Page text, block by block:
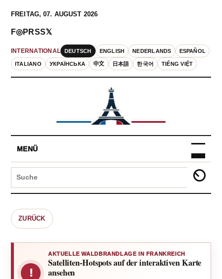
FREITAG, 07. AUGUST 2026
INTERNATIONAL DEUTSCH ENGLISH NEDERLANDS ESPAÑOL
ITALIANO УКРАЇНСЬКА 中文 日本語 한국어 TIẾNG VIỆT
F◎PRSS𝕏
MENÜ
ZURÜCK
!
AKTUELLE WALDBRANDLAGE IN FRANKREICH
Satelliten-Hotspots auf der interaktiven Karte
ansehen